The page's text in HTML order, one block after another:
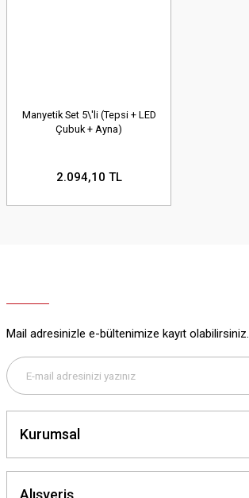
Manyetik Set 5\'li (Tepsi + LED
Çubuk + Ayna)
2.094,10 TL
Mail adresinizle e-bültenimize kayıt olabilirsiniz.
Kurumsal